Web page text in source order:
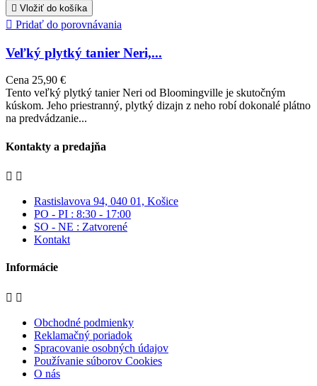
 Vložiť do košíka
 Pridať do porovnávania
Veľký plytký tanier Neri,...
Cena 25,90 €
Tento veľký plytký tanier Neri od Bloomingville je skutočným
kúskom. Jeho priestranný, plytký dizajn z neho robí dokonalé plátno
na predvádzanie...
Kontakty a predajňa
 
Rastislavova 94, 040 01, Košice
PO - PI : 8:30 - 17:00
SO - NE : Zatvorené
Kontakt
Informácie
 
Obchodné podmienky
Reklamačný poriadok
Spracovanie osobných údajov
Používanie súborov Cookies
O nás